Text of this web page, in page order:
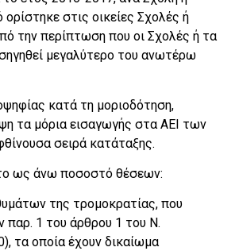
στις οικείες Σχολές ή
την περίπτωση που οι Σχολές ή τα
μεγαλύτερο του ανωτέρω
κατά τη μοριοδότηση,
τα μόρια εισαγωγής στα ΑΕΙ των
σειρά κατάταξης.
ως άνω ποσοστό θέσεων:
της τρομοκρατίας, που
παρ. 1 του άρθρου 1 του Ν.
τα οποία έχουν δικαίωμα